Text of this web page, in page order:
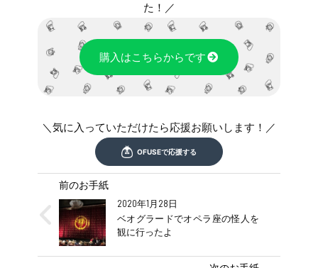
た！／
購入はこちらからです
＼気に入っていただけたら応援お願いします！／
前のお手紙
2020年1月28日
ベオグラードでオペラ座の怪人を
観に行ったよ